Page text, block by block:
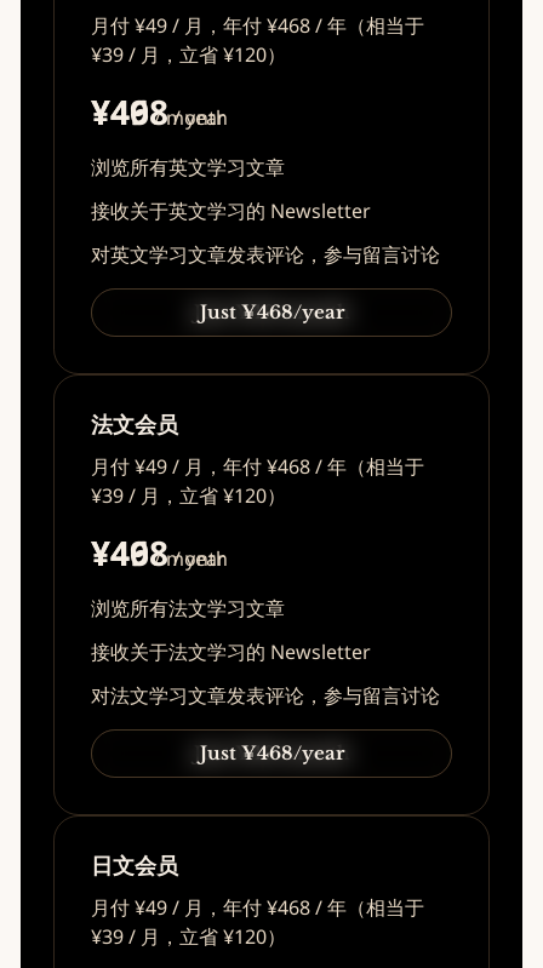
月付 ¥49 / 月，年付 ¥468 / 年（相当于
¥39 / 月，立省 ¥120）
¥49/ month
¥468/ year
浏览所有英文学习文章
接收关于英文学习的 Newsletter
对英文学习文章发表评论，参与留言讨论
Just ¥49/month
Just ¥468/year
法文会员
月付 ¥49 / 月，年付 ¥468 / 年（相当于
¥39 / 月，立省 ¥120）
¥49/ month
¥468/ year
浏览所有法文学习文章
接收关于法文学习的 Newsletter
对法文学习文章发表评论，参与留言讨论
Just ¥49/month
Just ¥468/year
日文会员
月付 ¥49 / 月，年付 ¥468 / 年（相当于
¥39 / 月，立省 ¥120）